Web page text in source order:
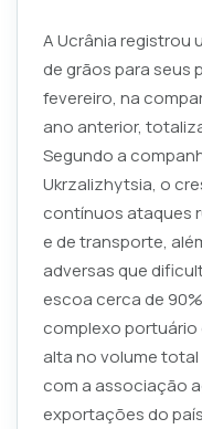
A Ucrânia registrou
de grãos para seus
fevereiro, na
ano anterior,
Segundo a
Ukrzalizhytsia, o
contínuos ataques
e de transporte,
adversas que
escoa cerca de
complexo portuário
alta no volume
com a associação
exportações do